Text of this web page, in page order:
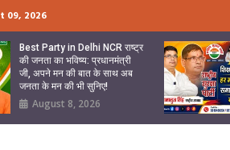
09, 2026
Best Party in Delhi NCR राष्ट्र
की जनता का भविष्य: प्रधानमंत्री
जी, अपने मन की बात के साथ अब
जनता के मन की भी सुनिए!
August 8, 2026